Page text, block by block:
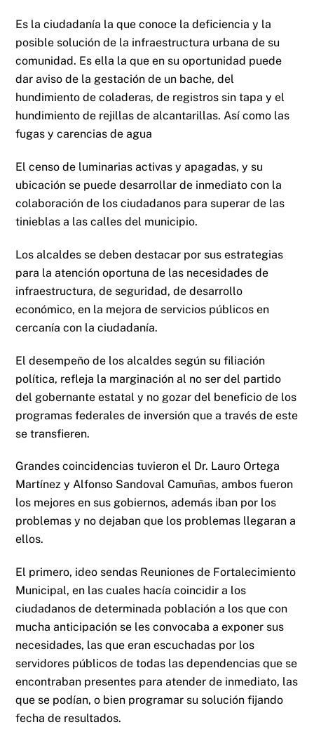
Es la ciudadanía la que conoce la deficiencia y la
posible solución de la infraestructura urbana de su
comunidad. Es ella la que en su oportunidad puede
dar aviso de la gestación de un bache, del
hundimiento de coladeras, de registros sin tapa y el
hundimiento de rejillas de alcantarillas. Así como las
fugas y carencias de agua
El censo de luminarias activas y apagadas, y su
ubicación se puede desarrollar de inmediato con la
colaboración de los ciudadanos para superar de las
tinieblas a las calles del municipio.
Los alcaldes se deben destacar por sus estrategias
para la atención oportuna de las necesidades de
infraestructura, de seguridad, de desarrollo
económico, en la mejora de servicios públicos en
cercanía con la ciudadanía.
El desempeño de los alcaldes según su filiación
política, refleja la marginación al no ser del partido
del gobernante estatal y no gozar del beneficio de los
programas federales de inversión que a través de este
se transfieren.
Grandes coincidencias tuvieron el Dr. Lauro Ortega
Martínez y Alfonso Sandoval Camuñas, ambos fueron
los mejores en sus gobiernos, además iban por los
problemas y no dejaban que los problemas llegaran a
ellos.
El primero, ideo sendas Reuniones de Fortalecimiento
Municipal, en las cuales hacía coincidir a los
ciudadanos de determinada población a los que con
mucha anticipación se les convocaba a exponer sus
necesidades, las que eran escuchadas por los
servidores públicos de todas las dependencias que se
encontraban presentes para atender de inmediato, las
que se podían, o bien programar su solución fijando
fecha de resultados.